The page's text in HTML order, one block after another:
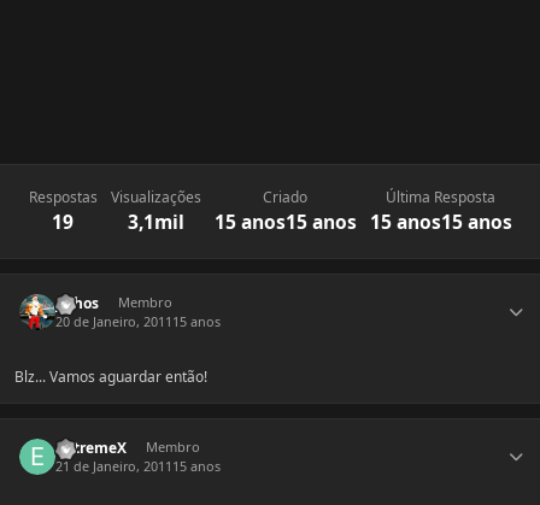
Respostas
19
Visualizações
3,1mil
Criado
15 anos15 anos
Última Resposta
15 anos15 anos
jolhos
Membro
20 de Janeiro, 2011 15 anos
Blz... Vamos aguardar então!
eXtremeX
Membro
21 de Janeiro, 2011 15 anos